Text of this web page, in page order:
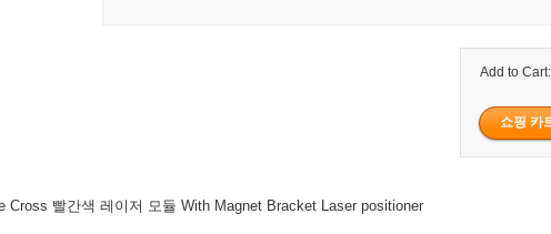
Add to Cart:
Cross 빨간색 레이저 모듈 With Magnet Bracket Laser positioner